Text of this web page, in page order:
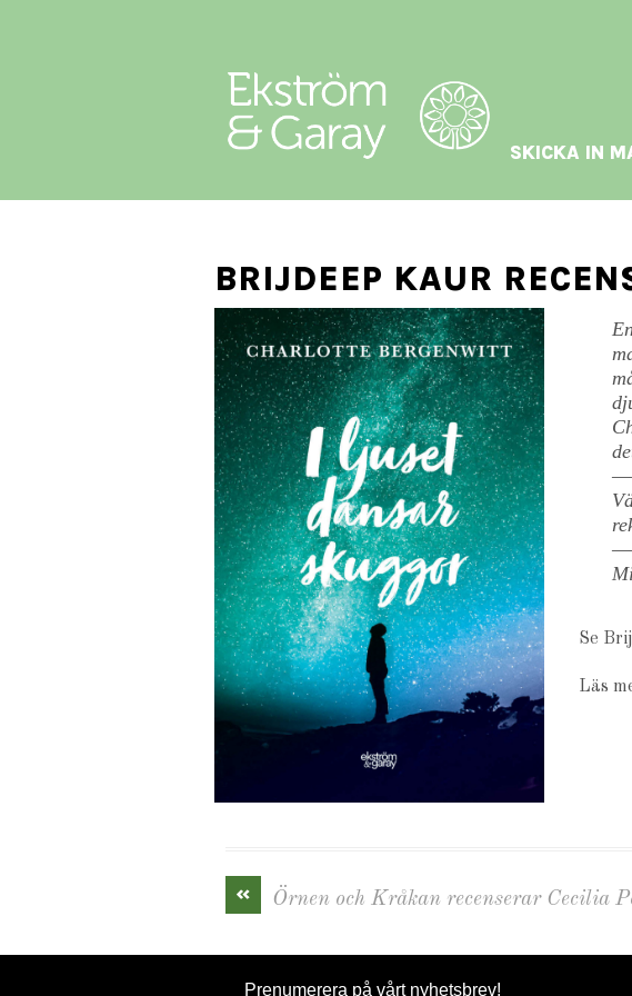
SKICKA IN
BRIJDEEP KAUR
Se
Läs
« Örnen och Kråkan recenserar Cecilia
Prenumerera på vårt nyhetsbrev!